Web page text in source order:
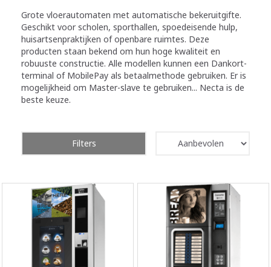
Grote vloerautomaten met automatische bekeruitgifte.
Geschikt voor scholen, sporthallen, spoedeisende hulp,
huisartsenpraktijken of openbare ruimtes. Deze
producten staan bekend om hun hoge kwaliteit en
robuuste constructie. Alle modellen kunnen een Dankort-
terminal of MobilePay als betaalmethode gebruiken. Er is
mogelijkheid om Master-slave te gebruiken... Necta is de
beste keuze.
Filters